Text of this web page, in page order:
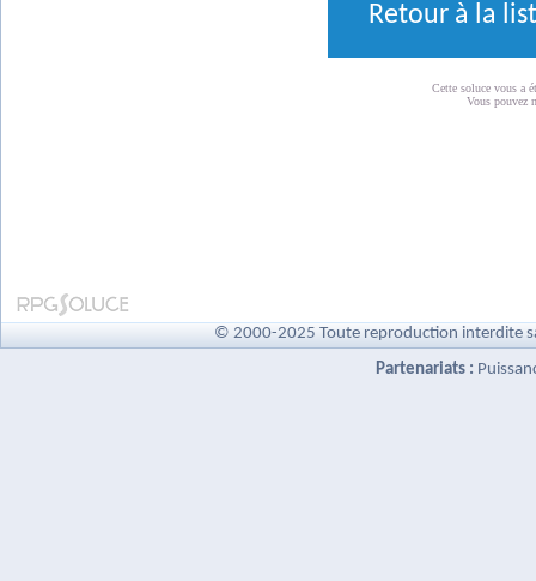
Retour à la
Cette soluce vous a
Vous pouvez
© 2000-2025 Toute reproduction interdite
Partenariats :